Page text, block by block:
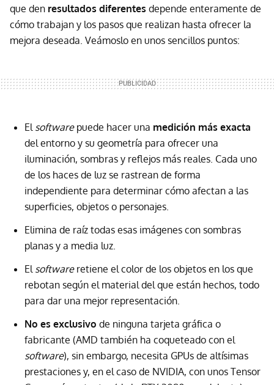
que den resultados diferentes depende enteramente de
cómo trabajan y los pasos que realizan hasta ofrecer la
mejora deseada. Veámoslo en unos sencillos puntos:
El software puede hacer una medición más exacta
del entorno y su geometría para ofrecer una
iluminación, sombras y reflejos más reales. Cada uno
de los haces de luz se rastrean de forma
independiente para determinar cómo afectan a las
superficies, objetos o personajes.
Elimina de raíz todas esas imágenes con sombras
planas y a media luz.
El software retiene el color de los objetos en los que
rebotan según el material del que están hechos, todo
para dar una mejor representación.
No es exclusivo de ninguna tarjeta gráfica o
fabricante (AMD también ha coqueteado con el
software), sin embargo, necesita GPUs de altísimas
prestaciones y, en el caso de NVIDIA, con unos Tensor